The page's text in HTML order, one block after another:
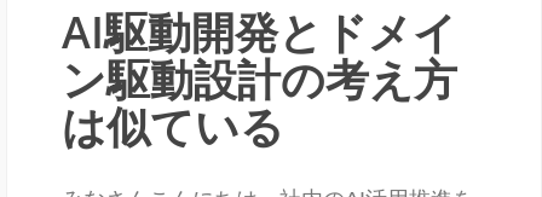
AI駆動開発とドメイ
ン駆動設計の考え方
は似ている